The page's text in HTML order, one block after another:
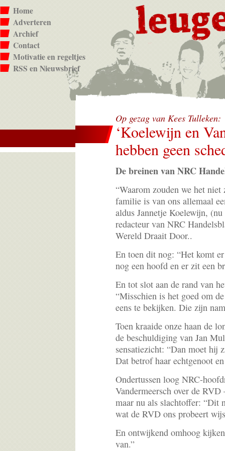
Home
Adverteren
Archief
Contact
Motivatie en regeltjes
RSS en Nieuwsbrief
Op gezag van Kees Tulleken:
‘Koelewijn en
hebben geen
De breinen van NRC
“Waarom zouden we het niet
familie is van ons allemaal
aldus Jannetje Koelewijn,
redacteur van NRC
Wereld Draait Door..
En toen dit nog: “Het komt
nog een hoofd en er zit een
En tot slot aan de rand van
“Misschien is het goed om
eens te bekijken. Die zijn
Toen kraaide onze haan de
de beschuldiging van Jan
sensatiezicht: “Dan moet hij
Dat betrof haar echtgenoot
Ondertussen loog NRC-
Vandermeersch over de
maar nu als slachtoffer: “Dit
wat de RVD ons probeert
En ontwijkend omhoog
van.”